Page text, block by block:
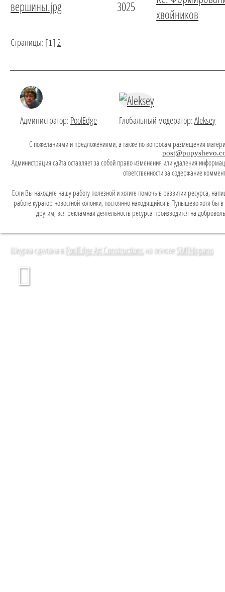
вершины.jpg 3025
хвойников
Страницы: [1] 2
Администратор: PoolEdge Глобальный модератор:Aleksey
C пожеланиями и предложениями, а также по вопросам размещения
Администрация сайта оставляет за собой право изменения или удаления
ответственности за содержание
Если Вы находите нашу работу полезной и хотите помочь в развитии ресурса,
работе куратор новостной колонки, постоянно находящийся в Пупышево хотя бы
другим, вся рекламная деятельность ресурса производится на
Шкурка сделана в PoolEdge Art Constructions на основеSMFHispano